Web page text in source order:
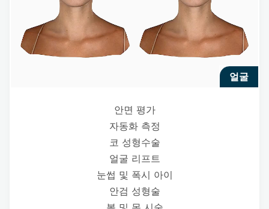
얼굴
안면 평가
자동화 측정
코 성형수술
얼굴 리프트
눈썹 및 폭시 아이
안검 성형술